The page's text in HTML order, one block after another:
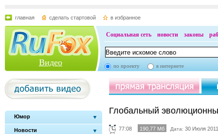
главная сделать стартовой в избранное
Видео
Социальная сеть новости законы
по проекту в интернете
Юмор
Новости
Глобальный
77:08 190,77 Мб Дата: 30 Июля